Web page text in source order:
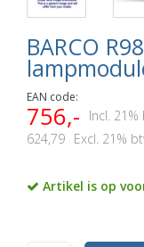
BARCO
EAN code:
756,-
Incl. 21%
624,79 Excl. 21%
Artikel is op